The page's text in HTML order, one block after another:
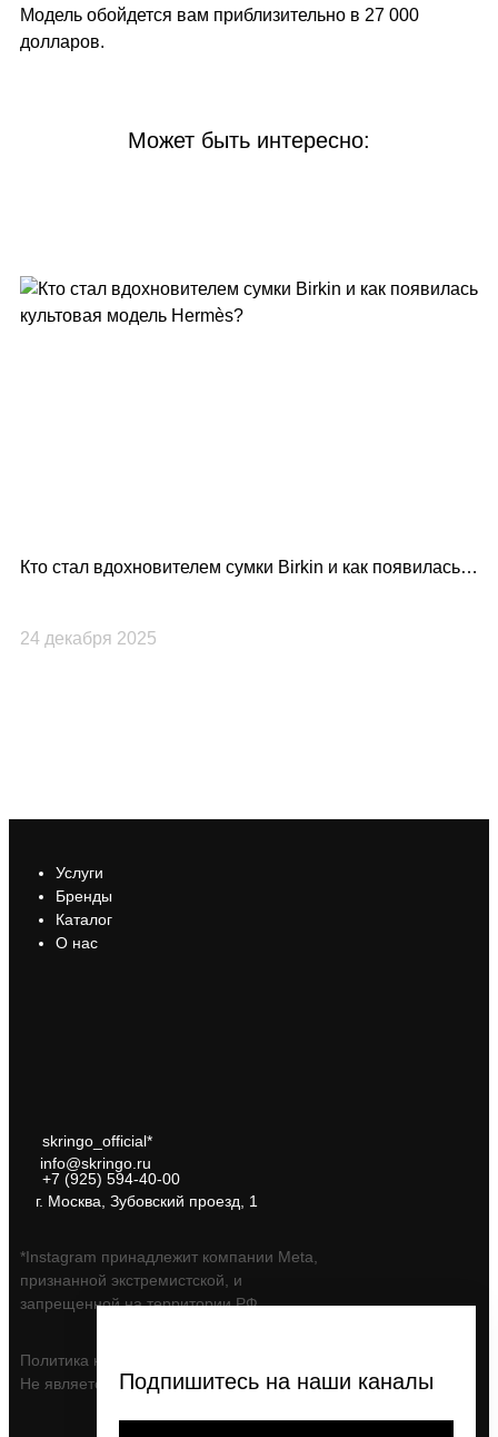
Модель обойдется вам приблизительно в 27 000
долларов.
Может быть интересно:
Кто стал вдохновителем сумки Birkin и как появилась
24 декабря 2025
Услуги
Бренды
Каталог
О нас
skringo_official*
info@skringo.ru
+7 (925) 594-40-00
г. Москва, Зубовский проезд, 1
*Instagram принадлежит компании Meta,
признанной экстремистской, и
запрещенной на территории РФ
Политика конфиденциальности
Не является публичной офертой
Подпишитесь на наши каналы